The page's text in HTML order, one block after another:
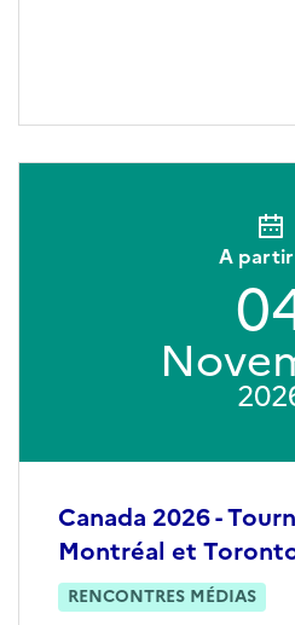
Canada 2026 -
Montréal et
RENCONTRES MÉDIAS
A